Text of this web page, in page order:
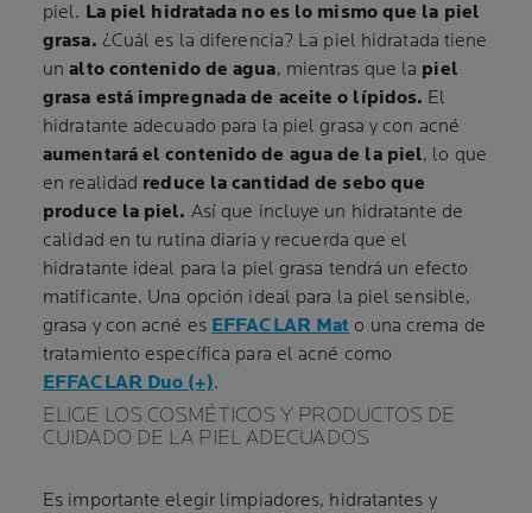
piel. La piel hidratada no es lo mismo que la piel
grasa. ¿Cuál es la diferencia? La piel hidratada tiene
un alto contenido de agua, mientras que la piel
grasa está impregnada de aceite o lípidos. El
hidratante adecuado para la piel grasa y con acné
aumentará el contenido de agua de la piel, lo que
en realidad reduce la cantidad de sebo que
produce la piel. Así que incluye un hidratante de
calidad en tu rutina diaria y recuerda que el
hidratante ideal para la piel grasa tendrá un efecto
matificante. Una opción ideal para la piel sensible,
grasa y con acné es EFFACLAR Mat o una crema de
tratamiento específica para el acné como
EFFACLAR Duo (+).
ELIGE LOS COSMÉTICOS Y PRODUCTOS DE
CUIDADO DE LA PIEL ADECUADOS
Es importante elegir limpiadores, hidratantes y